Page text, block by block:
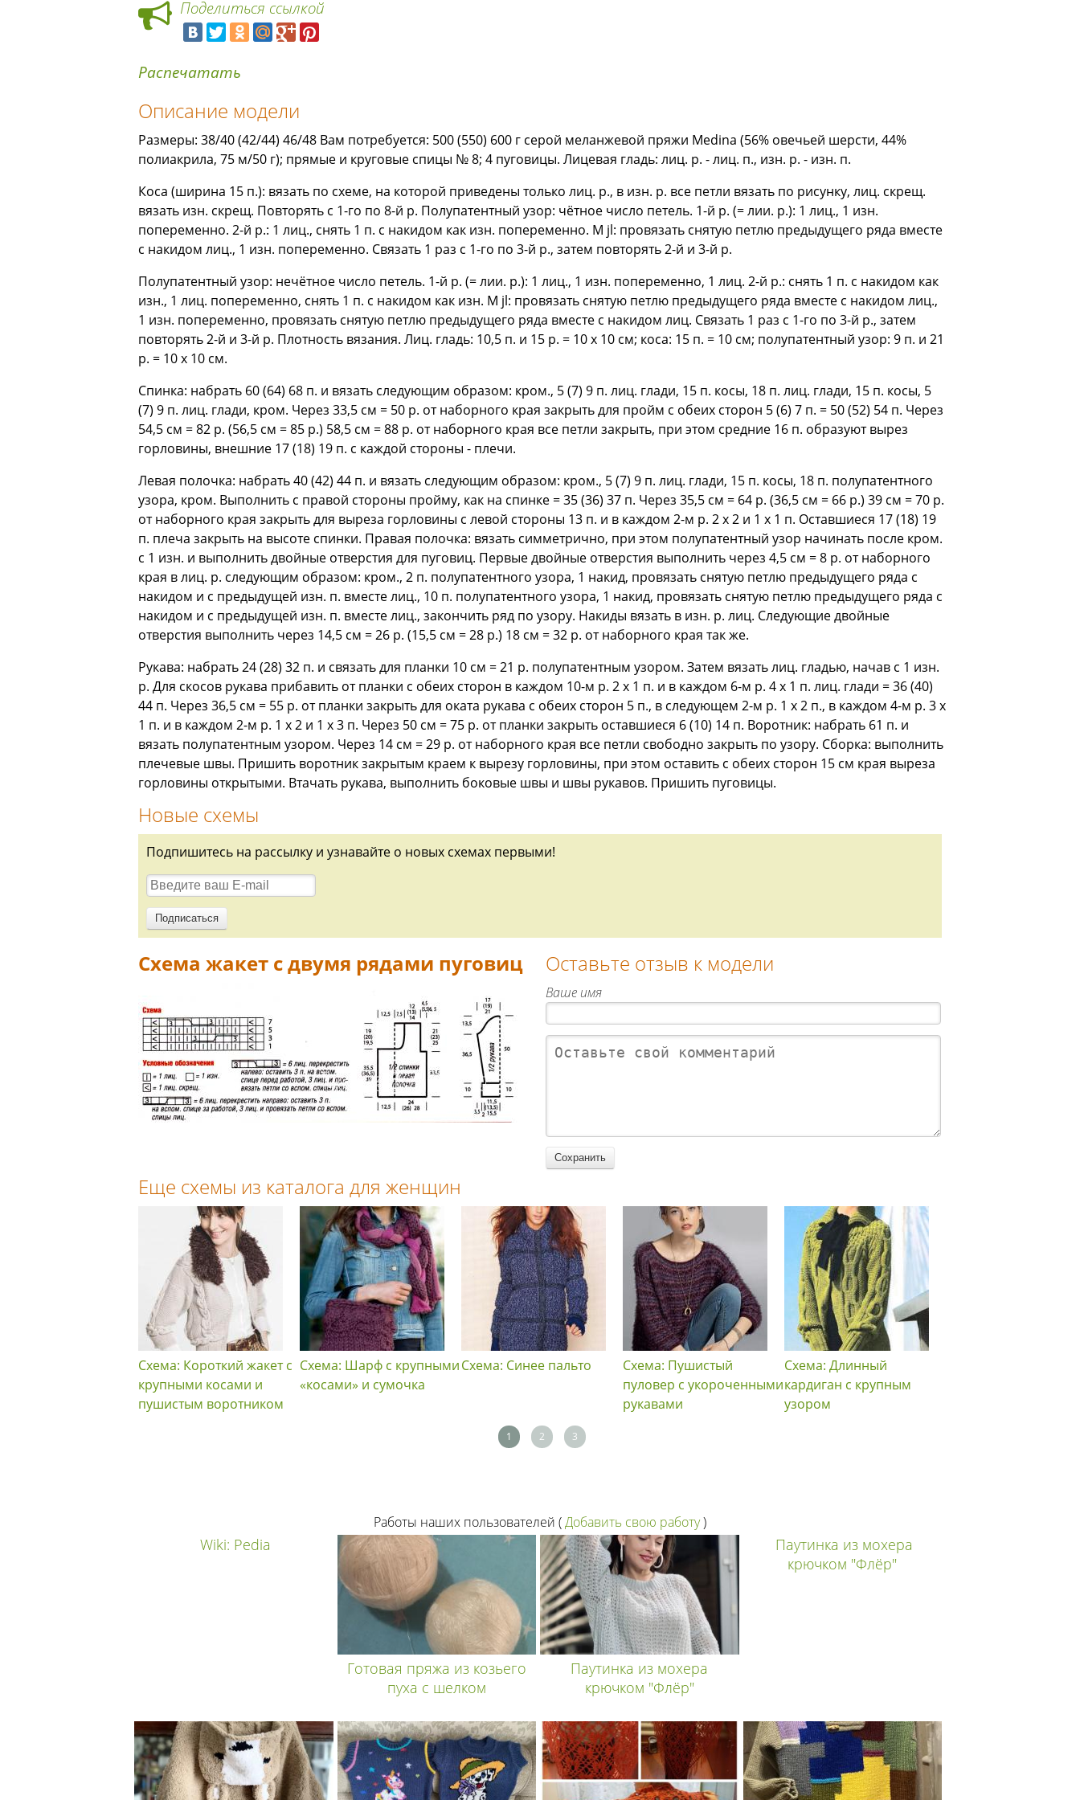
Поделиться ссылкой
Распечатать
Описание модели
Размеры: 38/40 (42/44) 46/48 Вам потребуется: 500 (550) 600 г серой меланжевой пряжи Medina (56% овечьей шерсти, 44%
полиакрила, 75 м/50 г); прямые и круговые спицы № 8; 4 пуговицы. Лицевая гладь: лиц. р. - лиц. п., изн. р. - изн. п.
Коса (ширина 15 п.): вязать по схеме, на которой приведены только лиц. р., в изн. р. все петли вязать по рисунку, лиц. скрещ.
вязать изн. скрещ. Повторять с 1-го по 8-й р. Полупатентный узор: чётное число петель. 1-й р. (= лии. р.): 1 лиц., 1 изн.
попеременно. 2-й р.: 1 лиц., снять 1 п. с накидом как изн. попеременно. М jl: провязать снятую петлю предыдущего ряда вместе
с накидом лиц., 1 изн. попеременно. Связать 1 раз с 1-го по 3-й р., затем повторять 2-й и 3-й р.
Полупатентный узор: нечётное число петель. 1-й р. (= лии. р.): 1 лиц., 1 изн. попеременно, 1 лиц. 2-й р.: снять 1 п. с накидом как
изн., 1 лиц. попеременно, снять 1 п. с накидом как изн. М jl: провязать снятую петлю предыдущего ряда вместе с накидом лиц.,
1 изн. попеременно, провязать снятую петлю предыдущего ряда вместе с накидом лиц. Связать 1 раз с 1-го по 3-й р., затем
повторять 2-й и 3-й р. Плотность вязания. Лиц. гладь: 10,5 п. и 15 р. = 10 х 10 см; коса: 15 п. = 10 см; полупатентный узор: 9 п. и 21
р. = 10 х 10 см.
Спинка: набрать 60 (64) 68 п. и вязать следующим образом: кром., 5 (7) 9 п. лиц. глади, 15 п. косы, 18 п. лиц. глади, 15 п. косы, 5
(7) 9 п. лиц. глади, кром. Через 33,5 см = 50 р. от наборного края закрыть для пройм с обеих сторон 5 (6) 7 п. = 50 (52) 54 п. Через
54,5 см = 82 р. (56,5 см = 85 р.) 58,5 см = 88 р. от наборного края все петли закрыть, при этом средние 16 п. образуют вырез
горловины, внешние 17 (18) 19 п. с каждой стороны - плечи.
Левая полочка: набрать 40 (42) 44 п. и вязать следующим образом: кром., 5 (7) 9 п. лиц. глади, 15 п. косы, 18 п. полупатентного
узора, кром. Выполнить с правой стороны пройму, как на спинке = 35 (36) 37 п. Через 35,5 см = 64 р. (36,5 см = 66 р.) 39 см = 70 р.
от наборного края закрыть для выреза горловины с левой стороны 13 п. и в каждом 2-м р. 2 х 2 и 1 х 1 п. Оставшиеся 17 (18) 19
п. плеча закрыть на высоте спинки. Правая полочка: вязать симметрично, при этом полупатентный узор начинать после кром.
с 1 изн. и выполнить двойные отверстия для пуговиц. Первые двойные отверстия выполнить через 4,5 см = 8 р. от наборного
края в лиц. р. следующим образом: кром., 2 п. полупатентного узора, 1 накид, провязать снятую петлю предыдущего ряда с
накидом и с предыдущей изн. п. вместе лиц., 10 п. полупатентного узора, 1 накид, провязать снятую петлю предыдущего ряда с
накидом и с предыдущей изн. п. вместе лиц., закончить ряд по узору. Накиды вязать в изн. р. лиц. Следующие двойные
отверстия выполнить через 14,5 см = 26 р. (15,5 см = 28 р.) 18 см = 32 р. от наборного края так же.
Рукава: набрать 24 (28) 32 п. и связать для планки 10 см = 21 р. полупатентным узором. Затем вязать лиц. гладью, начав с 1 изн.
р. Для скосов рукава прибавить от планки с обеих сторон в каждом 10-м р. 2 х 1 п. и в каждом 6-м р. 4 х 1 п. лиц. глади = 36 (40)
44 п. Через 36,5 см = 55 р. от планки закрыть для оката рукава с обеих сторон 5 п., в следующем 2-м р. 1 х 2 п., в каждом 4-м р. 3 х
1 п. и в каждом 2-м р. 1 х 2 и 1 х 3 п. Через 50 см = 75 р. от планки закрыть оставшиеся 6 (10) 14 п. Воротник: набрать 61 п. и
вязать полупатентным узором. Через 14 см = 29 р. от наборного края все петли свободно закрыть по узору. Сборка: выполнить
плечевые швы. Пришить воротник закрытым краем к вырезу горловины, при этом оставить с обеих сторон 15 см края выреза
горловины открытыми. Втачать рукава, выполнить боковые швы и швы рукавов. Пришить пуговицы.
Новые схемы
Подпишитесь на рассылку и узнавайте о новых схемах первыми!
Схема жакет с двумя рядами пуговиц Оставьте отзыв к модели
Ваше имя
Еще схемы из каталога для женщин
Схема: Короткий жакет с
крупными косами и
пушистым воротником
Схема: Шарф с крупными
«косами» и сумочка
Схема: Синее пальто
Схема: Пушистый
пуловер с укороченными
рукавами
Схема: Длинный
кардиган с крупным
узором
1 2 3
Работы наших пользователей (Добавить свою работу)
Wiki: Pedia
Готовая пряжа из козьего
пуха с шелком
Паутинка из мохера
крючком "Флёр"
Паутинка из мохера
крючком "Флёр"